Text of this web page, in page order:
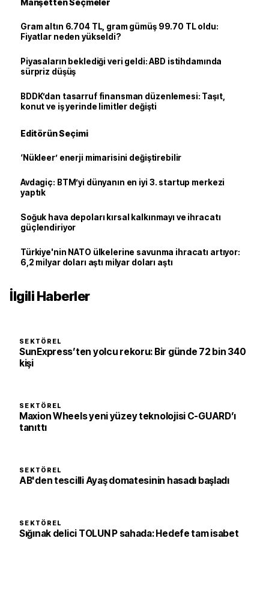
Manşetten Seçmeler
Gram altın 6.704 TL, gram gümüş 99.70 TL oldu:
Fiyatlar neden yükseldi?
Piyasaların beklediği veri geldi: ABD istihdamında
sürpriz düşüş
BDDK’dan tasarruf finansman düzenlemesi: Taşıt,
konut ve iş yerinde limitler değişti
Editörün Seçimi
‘Nükleer’ enerji mimarisini değiştirebilir
Avdagiç: BTM’yi dünyanın en iyi 3. startup merkezi
yaptık
Soğuk hava depoları kırsal kalkınmayı ve ihracatı
güçlendiriyor
Türkiye'nin NATO ülkelerine savunma ihracatı artıyor:
6,2 milyar doları aştı milyar doları aştı
İlgili Haberler
SEKTÖREL
SunExpress’ten yolcu rekoru: Bir günde 72 bin 340
kişi
SEKTÖREL
Maxion Wheels yeni yüzey teknolojisi C-GUARD’ı
tanıttı
SEKTÖREL
AB'den tescilli Ayaş domatesinin hasadı başladı
SEKTÖREL
Sığınak delici TOLUN P sahada: Hedefe tam isabet